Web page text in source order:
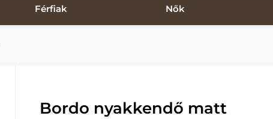
Férfiak Nők
Bordo nyakkendő matt